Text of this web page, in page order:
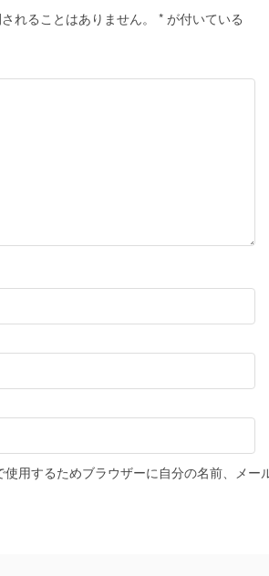
れることはありません。 * が付いている
使用するためブラウザーに自分の名前、メー